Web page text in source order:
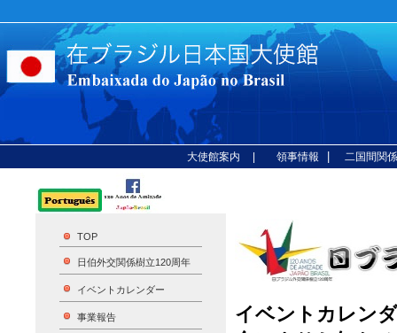
大使館案内 | 領事情報 二国間関係
TOP
日伯外交関係樹立120周年
イベントカレンダー
事業報告
イベントカレン